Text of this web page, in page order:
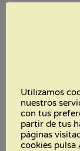
Utilizamos
nuestros
con tus
partir de tus
páginas
cookies pulsa